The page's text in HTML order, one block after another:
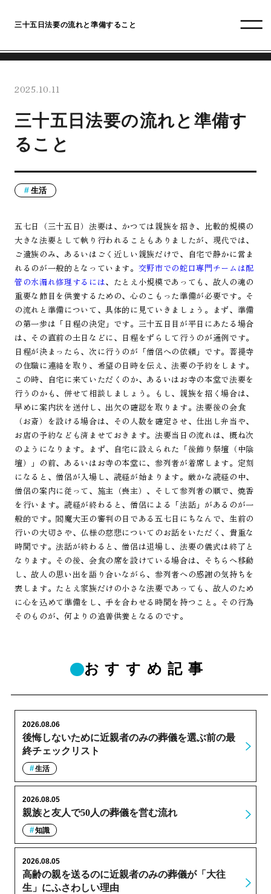
三十五日法要の流れと準備すること
2025.10.11
三十五日法要の流れと準備す
ること
生活
五七日（三十五日）法要は、かつては親族を招き、比較的規模の
大きな法要として執り行われることもありましたが、現代では、
ご遺族のみ、あるいはごく近しい親族だけで、自宅で静かに営ま
れるのが一般的となっています。 交野市での蛇口専門チームは配
管の水漏れ修理するには、たとえ小規模であっても、故人の魂の
重要な節目を供養するための、心のこもった準備が必要です。そ
の流れと準備について、具体的に見ていきましょう。まず、準備
の第一歩は「日程の決定」です。三十五日目が平日にあたる場合
は、その直前の土日などに、日程をずらして行うのが通例です。
日程が決まったら、次に行うのが「僧侶への依頼」です。菩提寺
の住職に連絡を取り、希望の日時を伝え、法要の予約をします。
この時、自宅に来ていただくのか、あるいはお寺の本堂で法要を
行うのかも、併せて相談しましょう。もし、親族を招く場合は、
早めに案内状を送付し、出欠の確認を取ります。法要後の会食
（お斎）を設ける場合は、その人数を確定させ、仕出し弁当や、
お店の予約なども済ませておきます。法要当日の流れは、概ね次
のようになります。まず、自宅に設えられた「後飾り祭壇（中陰
壇）」の前、あるいはお寺の本堂に、参列者が着席します。定刻
になると、僧侶が入場し、読経が始まります。厳かな読経の中、
僧侶の案内に従って、施主（喪主）、そして参列者の順で、焼香
を行います。読経が終わると、僧侶による「法話」があるのが一
般的です。閻魔大王の審判の日である五七日にちなんで、生前の
行いの大切さや、仏様の慈悲についてのお話をいただく、貴重な
時間です。法話が終わると、僧侶は退場し、法要の儀式は終了と
なります。その後、会食の席を設けている場合は、そちらへ移動
し、故人の思い出を語り合いながら、参列者への感謝の気持ちを
表します。たとえ家族だけの小さな法要であっても、故人のため
に心を込めて準備をし、手を合わせる時間を持つこと。その行為
そのものが、何よりの追善供養となるのです。
おすすめ記事
後悔しないために近親者のみの葬儀を選ぶ前の最
終チェックリスト
2026.08.06
生活
親族と友人で50人の葬儀を営む流れ
2026.08.05
知識
高齢の親を送るのに近親者のみの葬儀が「大往
生」にふさわしい理由
2026.08.05